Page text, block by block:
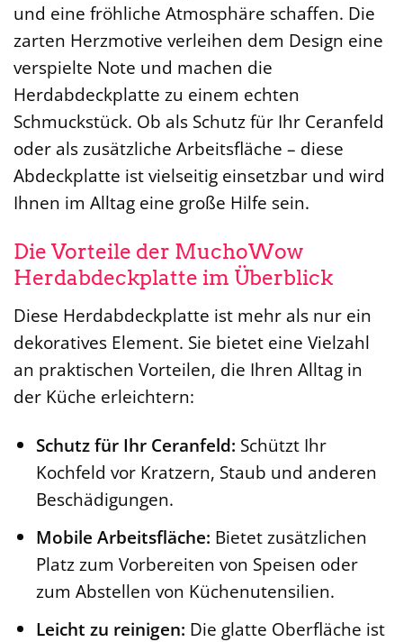
und eine fröhliche Atmosphäre schaffen. Die
zarten Herzmotive verleihen dem Design eine
verspielte Note und machen die
Herdabdeckplatte zu einem echten
Schmuckstück. Ob als Schutz für Ihr Ceranfeld
oder als zusätzliche Arbeitsfläche – diese
Abdeckplatte ist vielseitig einsetzbar und wird
Ihnen im Alltag eine große Hilfe sein.
Die Vorteile der MuchoWow
Herdabdeckplatte im Überblick
Diese Herdabdeckplatte ist mehr als nur ein
dekoratives Element. Sie bietet eine Vielzahl
an praktischen Vorteilen, die Ihren Alltag in
der Küche erleichtern:
Schutz für Ihr Ceranfeld: Schützt Ihr
Kochfeld vor Kratzern, Staub und anderen
Beschädigungen.
Mobile Arbeitsfläche: Bietet zusätzlichen
Platz zum Vorbereiten von Speisen oder
zum Abstellen von Küchenutensilien.
Leicht zu reinigen: Die glatte Oberfläche ist